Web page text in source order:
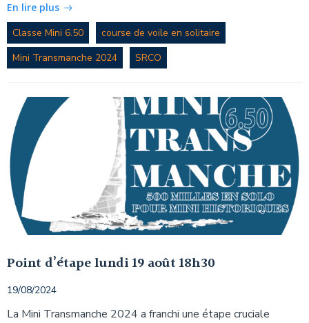
En lire plus
Classe Mini 6.50
course de voile en solitaire
Mini Transmanche 2024
SRCO
Point d’étape lundi 19 août 18h30
19/08/2024
La Mini Transmanche 2024 a franchi une étape cruciale